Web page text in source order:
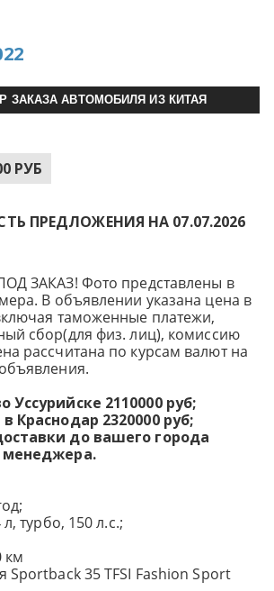
ЗАКАЗА АВТОМОБИЛЯ ИЗ КИТАЯ
РУБ
ПРЕДЛОЖЕНИЯ НА 07.07.2026
ЗАКАЗ! Фото представлены в
В объявлении указана цена в
таможенные платежи,
сбор(для физ. лиц), комиссию
рассчитана по курсам валют на
Уссурийске 2110000 руб;
Краснодар 2320000 руб;
до вашего города
менеджера.
турбо, 150 л.с.;
км
Sportback 35 TFSI Fashion Sport